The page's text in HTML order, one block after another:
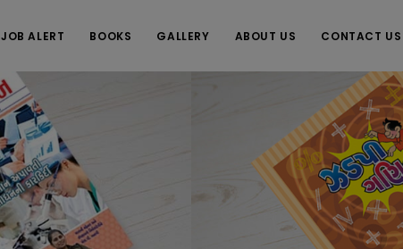
JOB ALERT BOOKS GALLERY ABOUT US CONTACT US